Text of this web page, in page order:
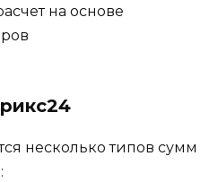
на основе
несколько типов сумм